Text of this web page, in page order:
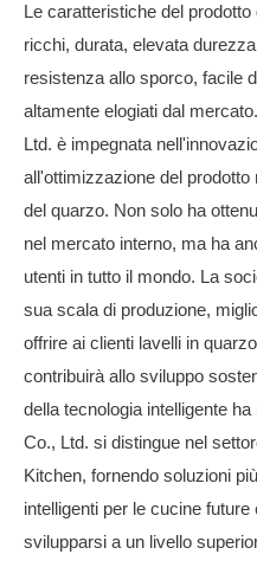
Le caratteristiche del
ricchi, durata, elevata
resistenza allo sporco, facile
altamente elogiati dal
Ltd. è impegnata
all'ottimizzazione del
del quarzo. Non solo ha
nel mercato interno, ma ha
utenti in tutto il mondo. La
sua scala di produzione,
offrire ai clienti lavelli in
contribuirà allo sviluppo
della tecnologia intelligente
Co., Ltd. si distingue nel
Kitchen, fornendo soluzioni
intelligenti per le cucine
svilupparsi a un livello